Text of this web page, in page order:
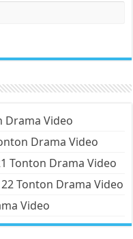
Drama Video
Drama Video
Tonton Drama Video
Tonton Drama Video
Video